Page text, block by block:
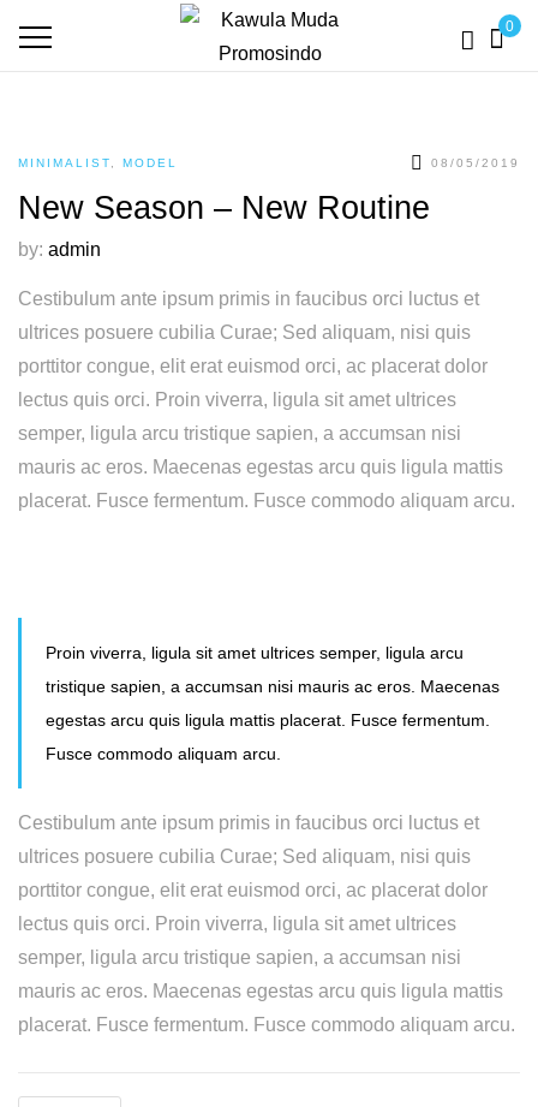
0
MINIMALIST MODEL 08/05/2019
New Season – New Routine
by: admin
Cestibulum ante ipsum primis in faucibus orci luctus et
ultrices posuere cubilia Curae; Sed aliquam, nisi quis
porttitor congue, elit erat euismod orci, ac placerat dolor
lectus quis orci. Proin viverra, ligula sit amet ultrices
semper, ligula arcu tristique sapien, a accumsan nisi
mauris ac eros. Maecenas egestas arcu quis ligula mattis
placerat. Fusce fermentum. Fusce commodo aliquam arcu.
Proin viverra, ligula sit amet ultrices semper, ligula arcu
tristique sapien, a accumsan nisi mauris ac eros. Maecenas
egestas arcu quis ligula mattis placerat. Fusce fermentum.
Fusce commodo aliquam arcu.
Cestibulum ante ipsum primis in faucibus orci luctus et
ultrices posuere cubilia Curae; Sed aliquam, nisi quis
porttitor congue, elit erat euismod orci, ac placerat dolor
lectus quis orci. Proin viverra, ligula sit amet ultrices
semper, ligula arcu tristique sapien, a accumsan nisi
mauris ac eros. Maecenas egestas arcu quis ligula mattis
placerat. Fusce fermentum. Fusce commodo aliquam arcu.